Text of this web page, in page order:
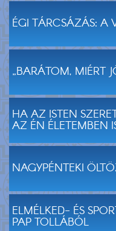
ÉGI TÁRCSÁZÁS: A
„BARÁTOM, MIÉRT
HA AZ ISTEN
AZ ÉN ÉLETEMBEN
NAGYPÉNTEKI
ELMÉLKED- ÉS
PAP TOLLÁBÓL